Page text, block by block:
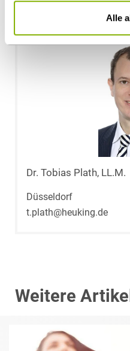
Alle
Dr. Tobias Plath, LL.M.
Düsseldorf
t.plath@heuking.de
Weitere Artikel